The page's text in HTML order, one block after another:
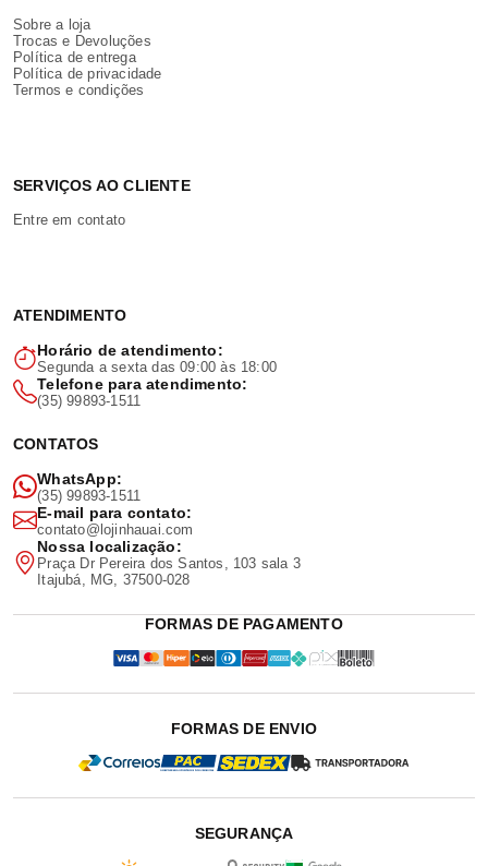
Sobre a loja
Trocas e Devoluções
Política de entrega
Política de privacidade
Termos e condições
SERVIÇOS AO CLIENTE
Entre em contato
ATENDIMENTO
Horário de atendimento:
Segunda a sexta das 09:00 às 18:00
Telefone para atendimento:
(35) 99893-1511
CONTATOS
WhatsApp:
(35) 99893-1511
E-mail para contato:
contato@lojinhauai.com
Nossa localização:
Praça Dr Pereira dos Santos, 103 sala 3
Itajubá, MG, 37500-028
FORMAS DE PAGAMENTO
FORMAS DE ENVIO
SEGURANÇA